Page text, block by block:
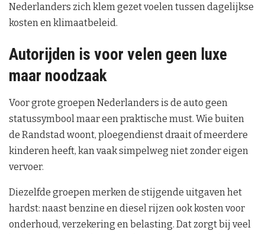
Nederlanders zich klem gezet voelen tussen dagelijkse
kosten en klimaatbeleid.
Autorijden is voor velen geen luxe
maar noodzaak
Voor grote groepen Nederlanders is de auto geen
statussymbool maar een praktische must. Wie buiten
de Randstad woont, ploegendienst draait of meerdere
kinderen heeft, kan vaak simpelweg niet zonder eigen
vervoer.
Diezelfde groepen merken de stijgende uitgaven het
hardst: naast benzine en diesel rijzen ook kosten voor
onderhoud, verzekering en belasting. Dat zorgt bij veel